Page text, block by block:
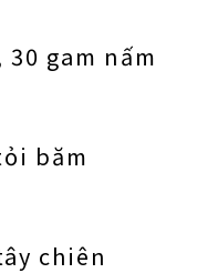
gam nấm
băm
chiên